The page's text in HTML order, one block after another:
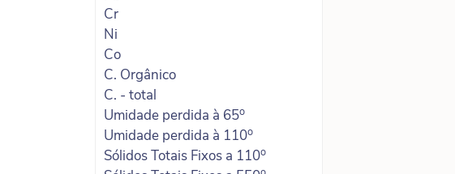
Cr
Ni
Co
C. Orgânico
C. - total
Umidade perdida à 65o
Umidade perdida à 110o
Sólidos Totais Fixos a 110o